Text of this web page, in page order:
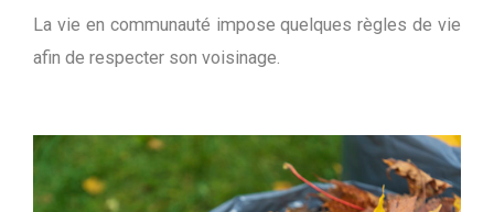
La vie en communauté impose quelques règles de vie
afin de respecter son voisinage.